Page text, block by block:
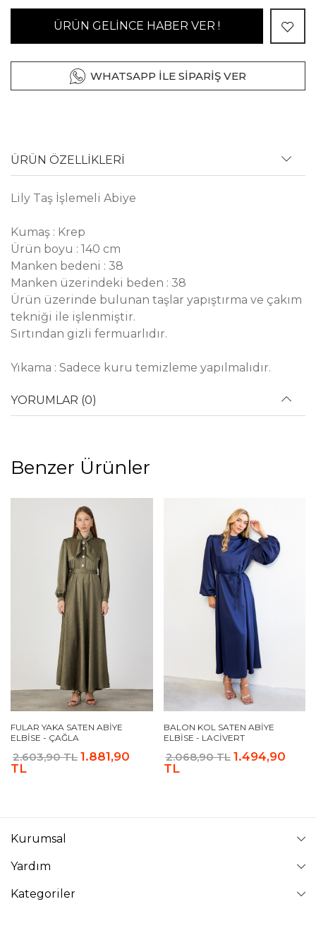
ÜRÜN GELİNCE HABER VER !
WHATSAPP İLE SİPARİŞ VER
ÜRÜN ÖZELLİKLERİ
Lily Taş İşlemeli Abiye
Kumaş : Krep
Ürün boyu : 140 cm
Manken bedeni : 38
Manken üzerindeki beden : 38
Ürün üzerinde bulunan taşlar yapıştırma ve çakım
tekniği ile işlenmiştir.
Sırtından gizli fermuarlıdır.
Yıkama : Sadece kuru temizleme yapılmalıdır.
YORUMLAR (0)
Benzer Ürünler
FULAR YAKA SATEN ABIYE
ELBISE - ÇAĞLA
2.603,90 TL 1.881,90
TL
BALON KOL SATEN ABIYE
ELBISE - LACIVERT
2.068,90 TL 1.494,90
TL
Kurumsal
Yardım
Kategoriler